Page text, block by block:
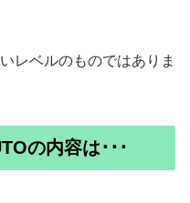
レベルのものではありま
の内容は･･･